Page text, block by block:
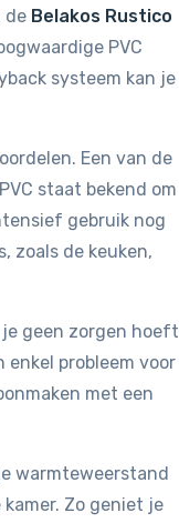
de Belakos Rustico
PVC
systeem kan je
Een van de
staat bekend om
gebruik nog
zoals de keuken,
geen zorgen hoeft
probleem voor
met een
warmteweerstand
Zo geniet je